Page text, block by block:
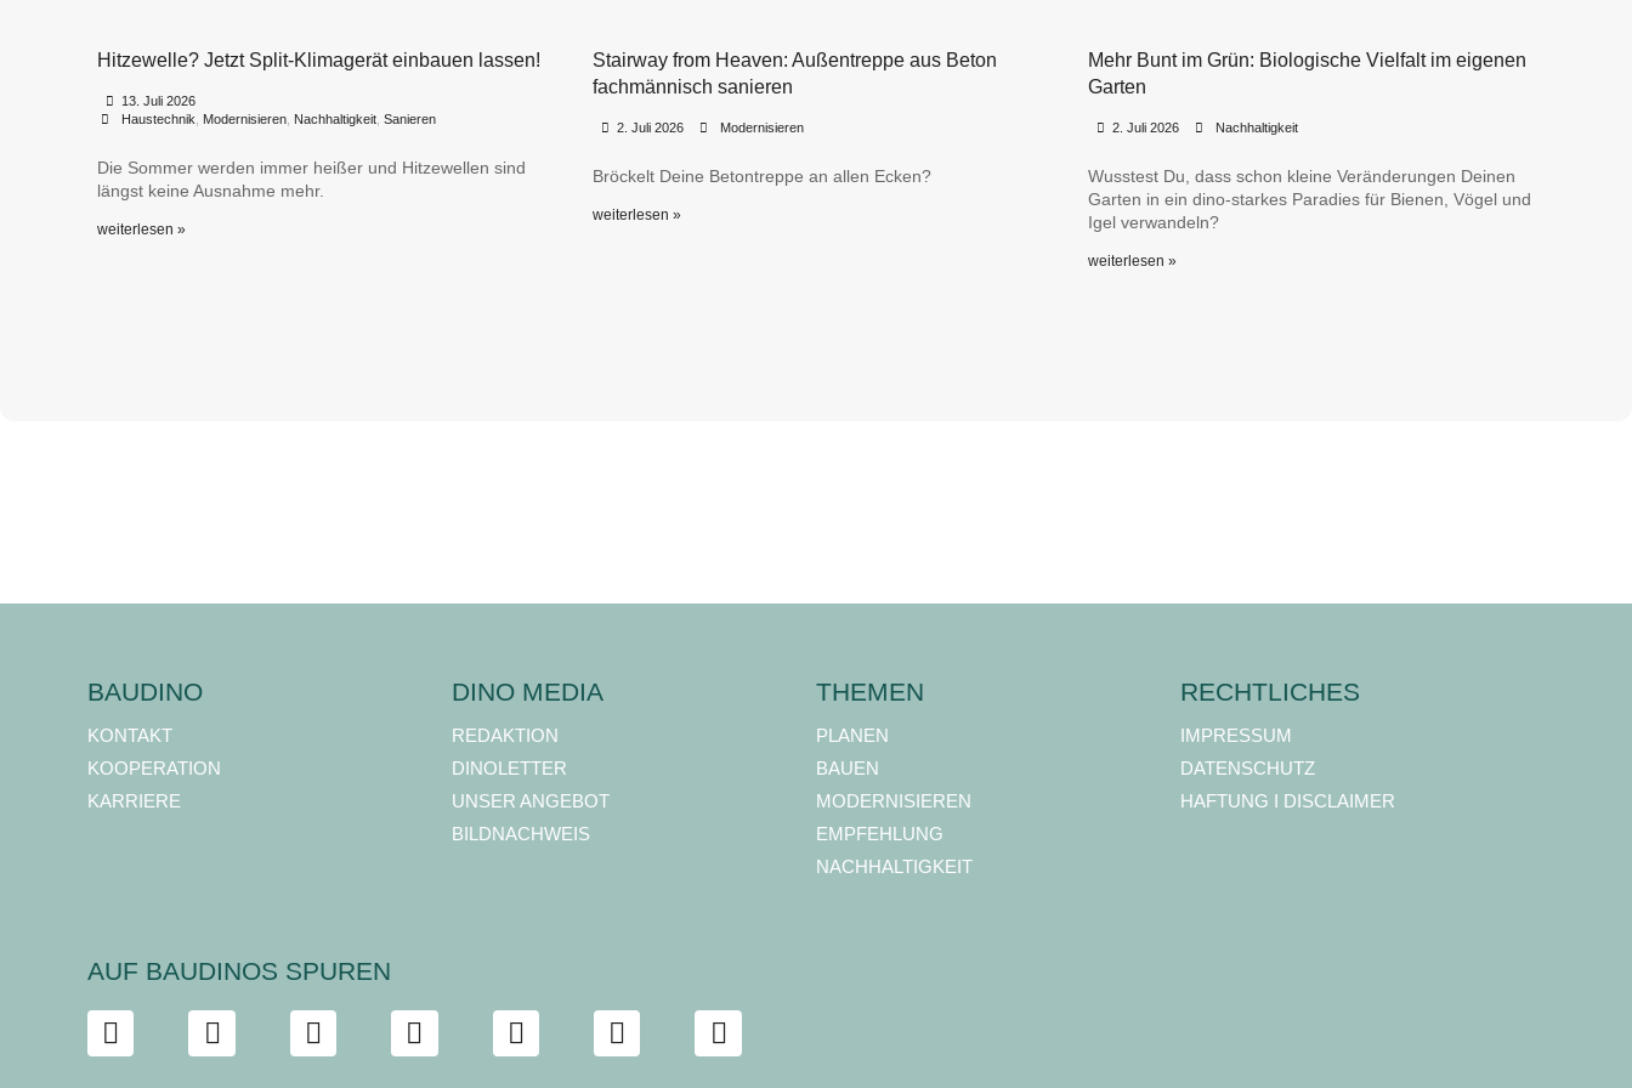
Hitzewelle? Jetzt Split-Klimagerät einbauen lassen!
13. Juli 2026
Haustechnik Modernisieren, Nachhaltigkeit, Sanieren
Die Sommer werden immer heißer und Hitzewellen sind
längst keine Ausnahme mehr.
weiterlesen »
Stairway from Heaven: Außentreppe aus Beton
fachmännisch sanieren
2. Juli 2026 Modernisieren
Bröckelt Deine Betontreppe an allen Ecken?
weiterlesen »
Mehr Bunt im Grün: Biologische Vielfalt im eigenen
Garten
2. Juli 2026 Nachhaltigkeit
Wusstest Du, dass schon kleine Veränderungen Deinen
Garten in ein dino-starkes Paradies für Bienen, Vögel und
Igel verwandeln?
weiterlesen »
BAUDINO
KONTAKT
KOOPERATION
KARRIERE
DINO MEDIA
REDAKTION
DINOLETTER
UNSER ANGEBOT
BILDNACHWEIS
THEMEN
PLANEN
BAUEN
MODERNISIEREN
EMPFEHLUNG
NACHHALTIGKEIT
RECHTLICHES
IMPRESSUM
DATENSCHUTZ
HAFTUNG I DISCLAIMER
AUF BAUDINOS SPUREN